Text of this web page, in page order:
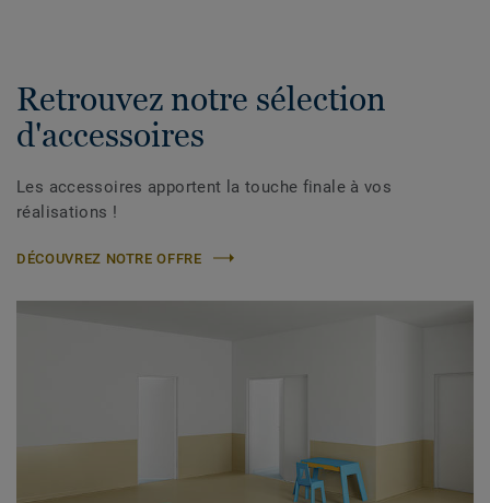
Retrouvez notre sélection
d'accessoires
Les accessoires apportent la touche finale à vos
réalisations !
DÉCOUVREZ NOTRE OFFRE